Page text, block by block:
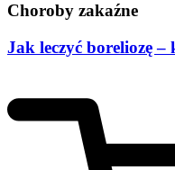
Choroby zakaźne
Jak leczyć boreliozę